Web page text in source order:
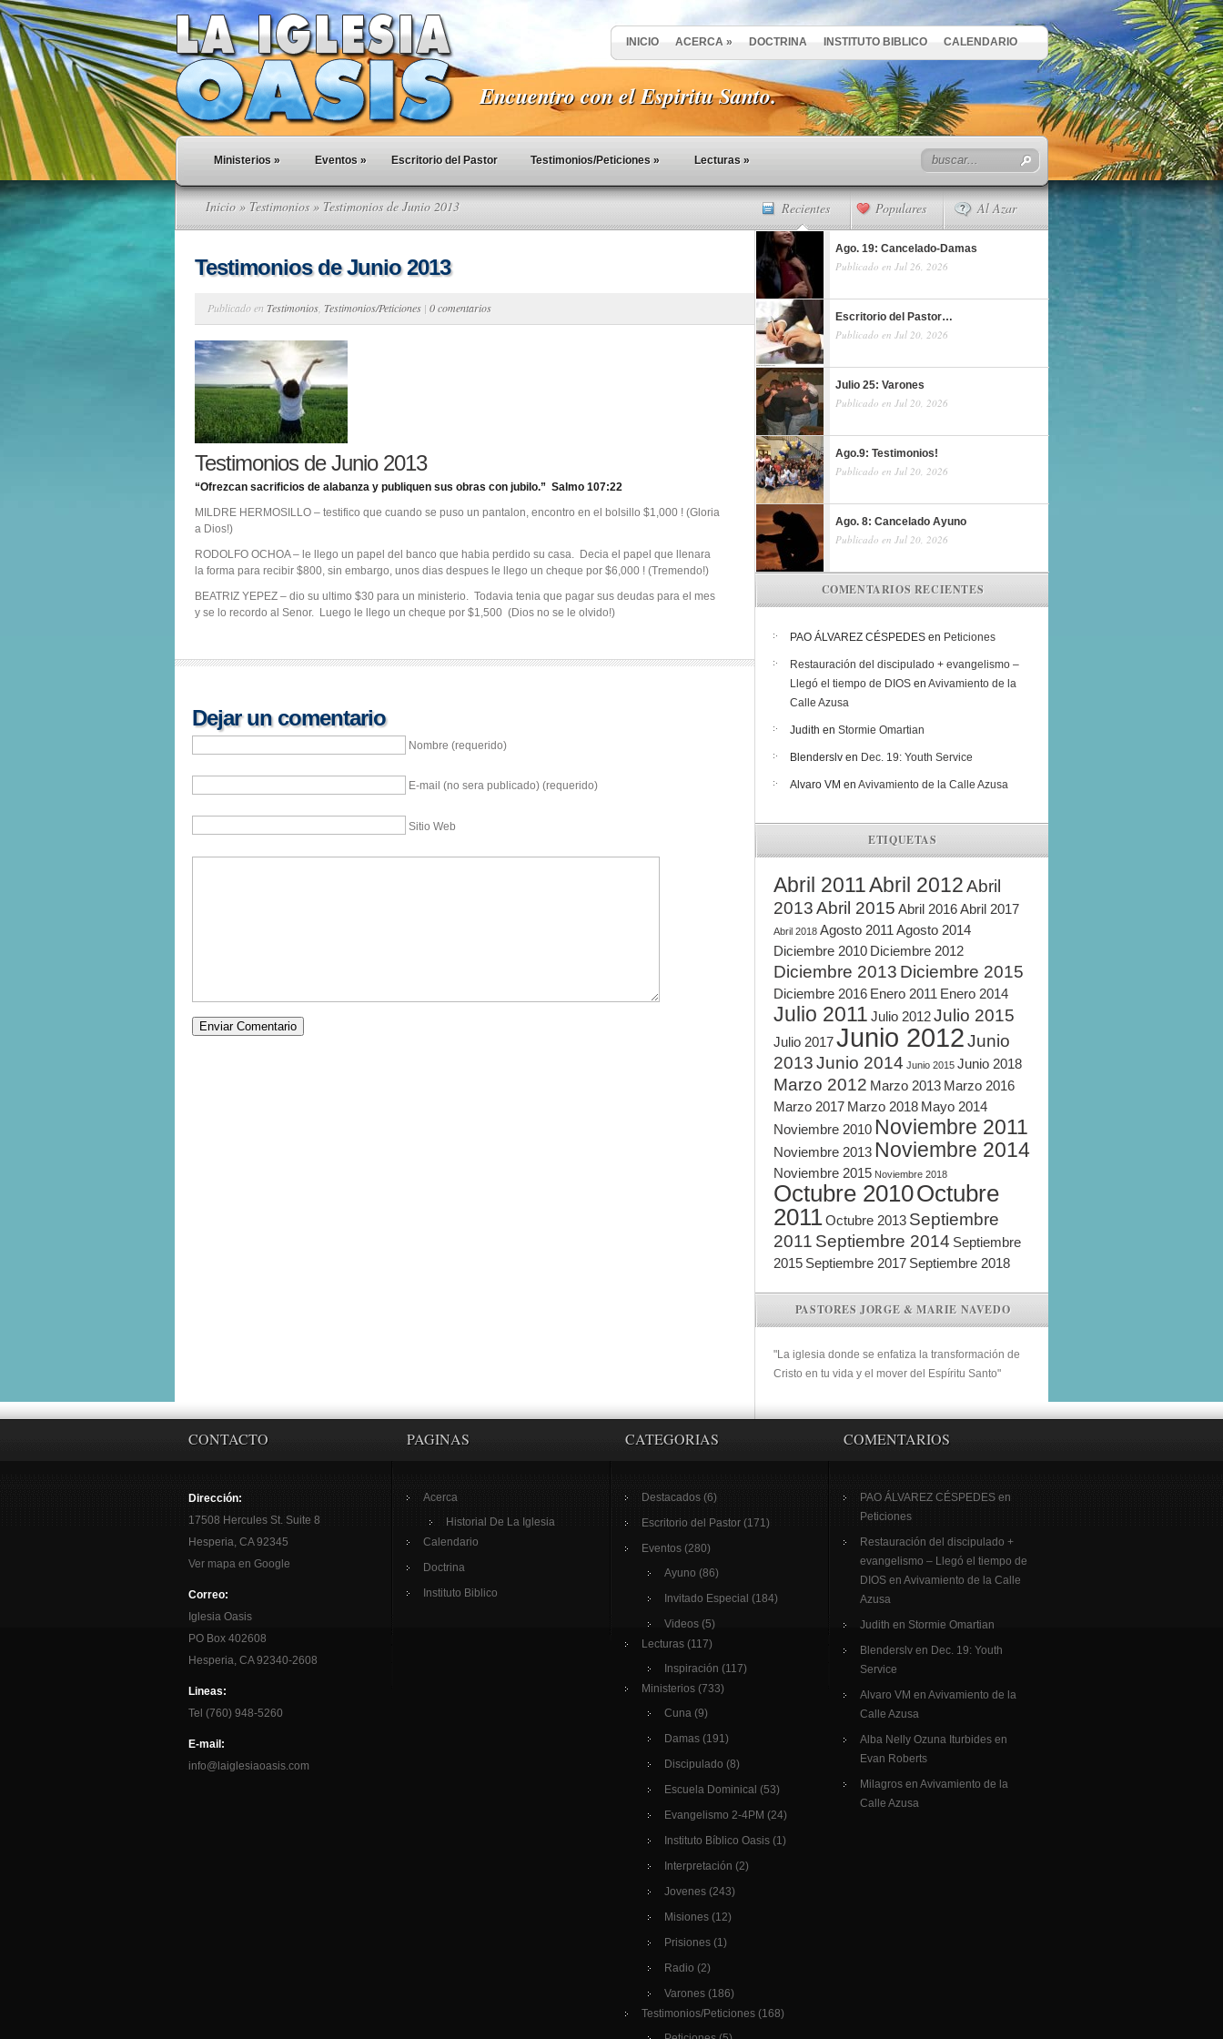
INICIO ACERCA » DOCTRINA INSTITUTO BIBLICO CALENDARIO
Encuentro con el Espiritu Santo.
Ministerios » Eventos » Escritorio del Pastor Testimonios/Peticiones » Lecturas »
Inicio » Testimonios» Testimonios de Junio 2013
Testimonios de Junio 2013
Publicado en Testimonios Testimonios/Peticiones | 0 comentarios
Testimonios de Junio 2013
“Ofrezcan sacrificios de alabanza y publiquen sus obras con jubilo.” Salmo 107:22
MILDRE HERMOSILLO – testifico que cuando se puso un pantalon, encontro en el bolsillo $1,000 ! (Gloria
a Dios!)
RODOLFO OCHOA – le llego un papel del banco que habia perdido su casa. Decia el papel que llenara
la forma para recibir $800, sin embargo, unos dias despues le llego un cheque por $6,000 ! (Tremendo!)
BEATRIZ YEPEZ – dio su ultimo $30 para un ministerio. Todavia tenia que pagar sus deudas para el mes
y se lo recordo al Senor. Luego le llego un cheque por $1,500 (Dios no se le olvido!)
Dejar un comentario
Nombre (requerido)
E-mail (no sera publicado) (requerido)
Sitio Web
Recientes Populares Al Azar
Ago. 19: Cancelado-Damas
Publicado en Jul 26, 2026
Escritorio del Pastor…
Publicado en Jul 20, 2026
Julio 25: Varones
Publicado en Jul 20, 2026
Ago.9: Testimonios!
Publicado en Jul 20, 2026
Ago. 8: Cancelado Ayuno
Publicado en Jul 20, 2026
COMENTARIOS RECIENTES
PAO ÁLVAREZ CÉSPEDES en Peticiones
Restauración del discipulado + evangelismo –
Llegó el tiempo de DIOS en Avivamiento de la
Calle Azusa
Judith en Stormie Omartian
Blenderslv en Dec. 19: Youth Service
Alvaro VM en Avivamiento de la Calle Azusa
ETIQUETAS
Abril 2011Abril 2012Abril
2013Abril 2015 Abril 2016Abril 2017
Abril 2018 Agosto 2011 Agosto 2014
Diciembre 2010 Diciembre 2012
Diciembre 2013 Diciembre 2015
Diciembre 2016 Enero 2011 Enero 2014
Julio 2011 Julio 2012Julio 2015
Julio 2017Junio 2012Junio
2013Junio 2014 Junio 2015 Junio 2018
Marzo 2012 Marzo 2013 Marzo 2016
Marzo 2017 Marzo 2018 Mayo 2014
Noviembre 2010 Noviembre 2011
Noviembre 2013 Noviembre 2014
Noviembre 2015 Noviembre 2018
Octubre 2010Octubre
2011Octubre 2013 Septiembre
2011 Septiembre 2014 Septiembre
2015 Septiembre 2017 Septiembre 2018
PASTORES JORGE & MARIE NAVEDO
"La iglesia donde se enfatiza la transformación de
Cristo en tu vida y el mover del Espíritu Santo"
CONTACTO
Dirección:
17508 Hercules St. Suite 8
Hesperia, CA 92345
Ver mapa en Google
Correo:
Iglesia Oasis
PO Box 402608
Hesperia, CA 92340-2608
Lineas:
Tel (760) 948-5260
E-mail:
info@laiglesiaoasis.com
PAGINAS
Acerca
Historial De La Iglesia
Calendario
Doctrina
Instituto Biblico
CATEGORIAS
Destacados (6)
Escritorio del Pastor (171)
Eventos (280)
Ayuno (86)
Invitado Especial (184)
Videos (5)
Lecturas (117)
Inspiración (117)
Ministerios (733)
Cuna (9)
Damas (191)
Discipulado (8)
Escuela Dominical (53)
Evangelismo 2-4PM (24)
Instituto Bíblico Oasis (1)
Interpretación (2)
Jovenes (243)
Misiones (12)
Prisiones (1)
Radio (2)
Varones (186)
Testimonios/Peticiones (168)
COMENTARIOS
PAO ÁLVAREZ CÉSPEDES en
Peticiones
Restauración del discipulado +
evangelismo – Llegó el tiempo de
DIOS en Avivamiento de la Calle
Azusa
Judith en Stormie Omartian
Blenderslv en Dec. 19: Youth
Service
Alvaro VM en Avivamiento de la
Calle Azusa
Alba Nelly Ozuna Iturbides en
Evan Roberts
Milagros en Avivamiento de la
Calle Azusa